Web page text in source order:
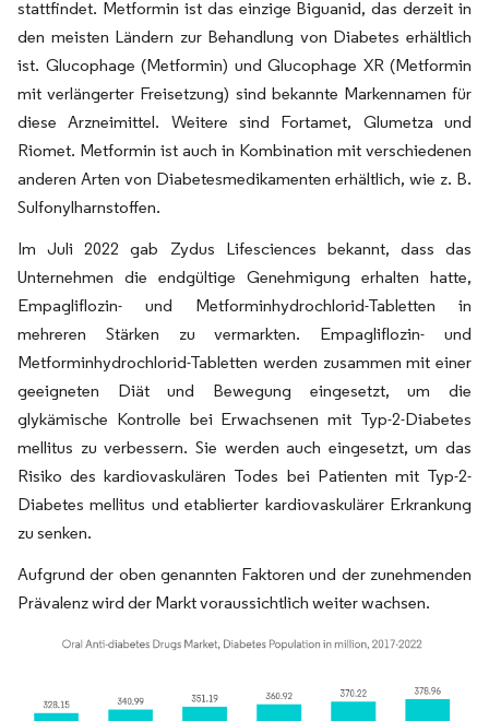
stattfindet. Metformin ist das einzige Biguanid, das derzeit in
den meisten Ländern zur Behandlung von Diabetes erhältlich
ist. Glucophage (Metformin) und Glucophage XR (Metformin
mit verlängerter Freisetzung) sind bekannte Markennamen für
diese Arzneimittel. Weitere sind Fortamet, Glumetza und
Riomet. Metformin ist auch in Kombination mit verschiedenen
anderen Arten von Diabetesmedikamenten erhältlich, wie z. B.
Sulfonylharnstoffen.
Im Juli 2022 gab Zydus Lifesciences bekannt, dass das
Unternehmen die endgültige Genehmigung erhalten hatte,
Empagliflozin- und Metforminhydrochlorid-Tabletten in
mehreren Stärken zu vermarkten. Empagliflozin- und
Metforminhydrochlorid-Tabletten werden zusammen mit einer
geeigneten Diät und Bewegung eingesetzt, um die
glykämische Kontrolle bei Erwachsenen mit Typ-2-Diabetes
mellitus zu verbessern. Sie werden auch eingesetzt, um das
Risiko des kardiovaskulären Todes bei Patienten mit Typ-2-
Diabetes mellitus und etablierter kardiovaskulärer Erkrankung
zu senken.
Aufgrund der oben genannten Faktoren und der zunehmenden
Prävalenz wird der Markt voraussichtlich weiter wachsen.